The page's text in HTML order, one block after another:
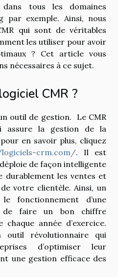
tous les domaines
par exemple. Ainsi, nous
qui sont de véritables
les utiliser pour avoir
? Cet article vous
nécessaires à ce sujet.
CMR ?
outil de gestion. Le CMR
assure la gestion de la
en savoir plus, cliquez
crm.com/. Il est
de façon intelligente
durablement les ventes et
votre clientèle. Ainsi, un
fonctionnement d’une
de faire un bon chiffre
année d’exercice.
outil révolutionnaire qui
d’optimiser leur
une gestion efficace des